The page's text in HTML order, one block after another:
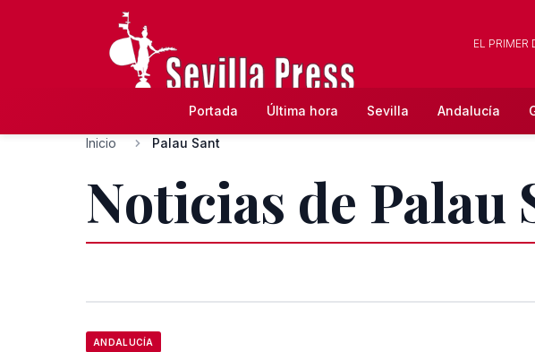
EL PRIMER
Portada Última hora Sevilla Andalucía
Inicio Palau Sant
Noticias de Palau
ANDALUCÍA